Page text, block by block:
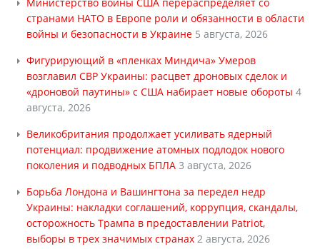
странами НАТО в Европе роли и обязанности в области
войны и безопасности в Украине 5 августа, 2026
Фигурирующий в «пленках Миндича» Умеров
возглавил СВР Украины: расцвет дроновых сделок и
«дроновой паутины» с США набирает новые обороты 4
августа, 2026
Великобритания продолжает усиливать ядерный
потенциал: продвижение атомных подлодок нового
поколения и подводных БПЛА 3 августа, 2026
Борьба Лондона и Вашингтона за передел недр
Украины: накладки соглашений, коррупция, скандалы,
осторожность Трампа в предоставлении Patriot,
выборы в трех значимых странах 2 августа, 2026